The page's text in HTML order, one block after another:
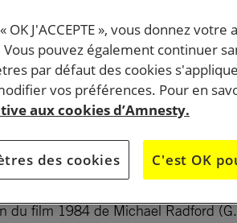
du film 1984 de Michael Radford
OK J'ACCEPTE », vous donnez
Vous pouvez également continuer
par défaut des cookies
vos préférences. Pour en
aux cookies d’Amnesty.
des cookies C'est OK